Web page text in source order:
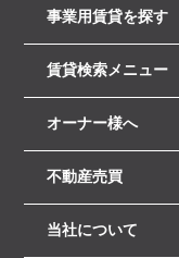
事業用賃貸を探す
賃貸検索メニュー
オーナー様へ
不動産売買
当社について